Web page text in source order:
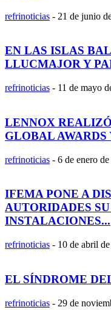
refrinoticias - 21 de junio
EN LAS ISLAS
LLUCMAJOR Y
refrinoticias - 11 de mayo
LENNOX
GLOBAL AWARDS
refrinoticias - 6 de enero de
IFEMA PONE A
AUTORIDADES
INSTALACIONES...
refrinoticias - 10 de abril
EL SÍNDROME
refrinoticias - 29 de